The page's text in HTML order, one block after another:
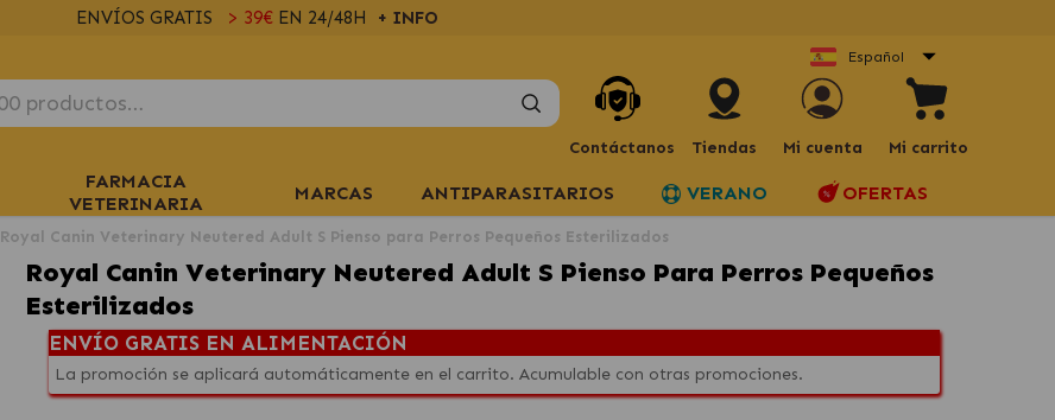
ENVÍOS GRATIS > 39€EN 24/48H + INFO
Español
Contáctanos Tiendas Mi cuenta Mi carrito
FARMACIA
VETERINARIA
MARCAS ANTIPARASITARIOS VERANO OFERTAS
Royal Canin Veterinary Neutered Adult S Pienso para Perros Pequeños Esterilizados
Royal Canin Veterinary Neutered Adult S Pienso Para Perros Pequeños
Esterilizados
ENVÍO GRATIS EN ALIMENTACIÓN
La promoción se aplicará automáticamente en el carrito. Acumulable con otras promociones.